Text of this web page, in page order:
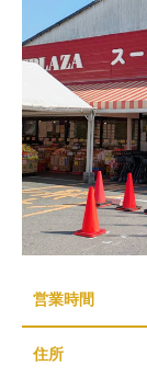
営業時間
住所